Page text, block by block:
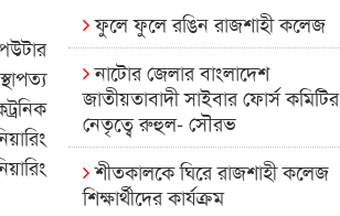
ফুলে ফুলে রঙিন রাজশাহী কলেজ
নাটোর জেলার বাংলাদেশ
জাতীয়তাবাদী সাইবার ফোর্স কমিটির
নেতৃত্বে রুহুল- সৌরভ
শীতকালকে ঘিরে রাজশাহী কলেজ
শিক্ষার্থীদের কার্যক্রম